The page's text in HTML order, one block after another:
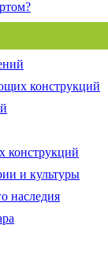
конструкций
конструкций
и культуры
наследия